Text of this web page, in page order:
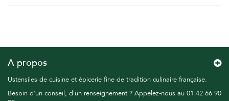
A propos
Ustensiles de cuisine et épicerie fine de tradition culinaire française.
Besoin d'un conseil, d'un renseignement ? Appelez-nous au 01 42 66 90